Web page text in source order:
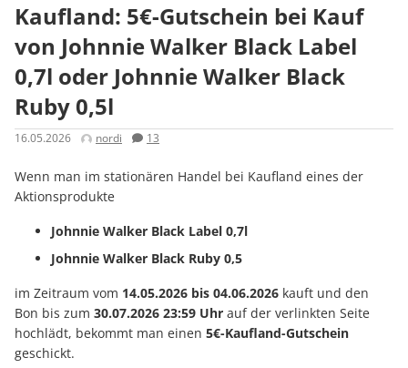
Kaufland: 5€-Gutschein bei Kauf
von Johnnie Walker Black Label
0,7l oder Johnnie Walker Black
Ruby 0,5l
16.05.2026 nordi 13
Wenn man im stationären Handel bei Kaufland eines der
Aktionsprodukte
Johnnie Walker Black Label 0,7l
Johnnie Walker Black Ruby 0,5
im Zeitraum vom 14.05.2026 bis 04.06.2026 kauft und den
Bon bis zum 30.07.2026 23:59 Uhr auf der verlinkten Seite
hochlädt, bekommt man einen 5€-Kaufland-Gutschein
geschickt.